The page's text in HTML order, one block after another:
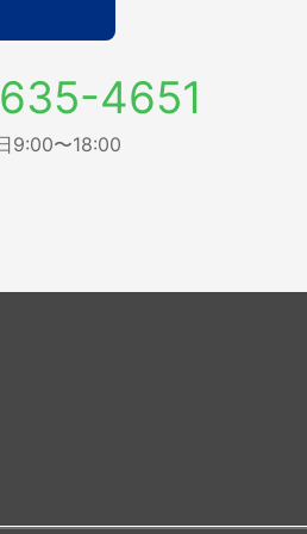
4651
9:00〜18:00